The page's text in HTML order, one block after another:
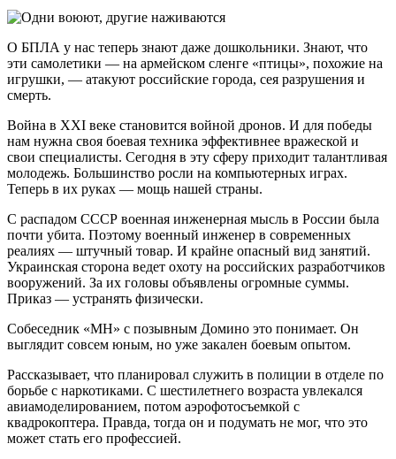
О БПЛА у нас теперь знают даже дошкольники. Знают, что
эти самолетики — на армейском сленге «птицы», похожие на
игрушки, — атакуют российские города, сея разрушения и
смерть.
Война в XXI веке становится войной дронов. И для победы
нам нужна своя боевая техника эффективнее вражеской и
свои специалисты. Сегодня в эту сферу приходит талантливая
молодежь. Большинство росли на компьютерных играх.
Теперь в их руках — мощь нашей страны.
С распадом СССР военная инженерная мысль в России была
почти убита. Поэтому военный инженер в современных
реалиях — штучный товар. И крайне опасный вид занятий.
Украинская сторона ведет охоту на российских разработчиков
вооружений. За их головы объявлены огромные суммы.
Приказ — устранять физически.
Собеседник «МН» с позывным Домино это понимает. Он
выглядит совсем юным, но уже закален боевым опытом.
Рассказывает, что планировал служить в полиции в отделе по
борьбе с наркотиками. С шестилетнего возраста увлекался
авиамоделированием, потом аэрофотосъемкой с
квадрокоптера. Правда, тогда он и подумать не мог, что это
может стать его профессией.